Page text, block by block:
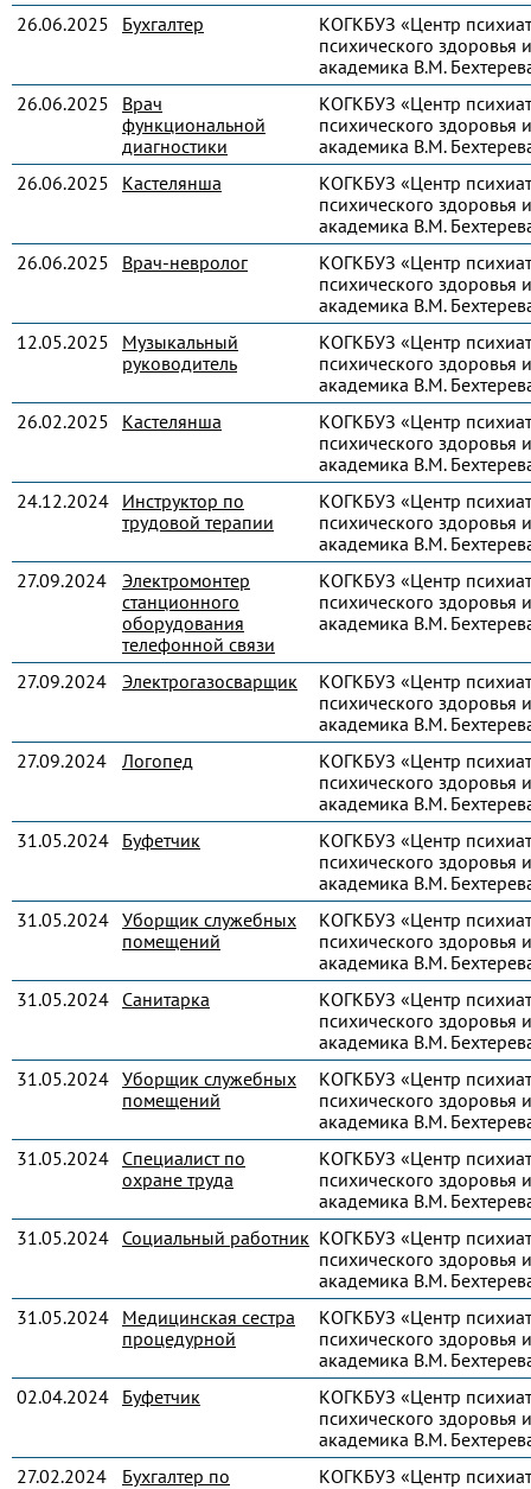
26.06.2025
Бухгалтер
КОГКБУЗ «Центр
психического здоровья
академика В.М.
26.06.2025
Врач
функциональной
диагностики
КОГКБУЗ «Центр
психического здоровья
академика В.М.
26.06.2025
Кастелянша
КОГКБУЗ «Центр
психического здоровья
академика В.М.
26.06.2025
Врач-невролог
КОГКБУЗ «Центр
психического здоровья
академика В.М.
12.05.2025
Музыкальный
руководитель
КОГКБУЗ «Центр
психического здоровья
академика В.М.
26.02.2025
Кастелянша
КОГКБУЗ «Центр
психического здоровья
академика В.М.
24.12.2024 Инструктор по
трудовой терапии
КОГКБУЗ «Центр
психического здоровья
академика В.М.
27.09.2024
Электромонтер
станционного
оборудования
телефонной связи
КОГКБУЗ «Центр
психического здоровья
академика В.М.
27.09.2024 Электрогазосварщик
КОГКБУЗ «Центр
психического здоровья
академика В.М.
27.09.2024
Логопед
КОГКБУЗ «Центр
психического здоровья
академика В.М.
31.05.2024 Буфетчик
КОГКБУЗ «Центр
психического здоровья
академика В.М.
31.05.2024 Уборщик служебных
помещений
КОГКБУЗ «Центр
психического здоровья
академика В.М.
31.05.2024 Санитарка
КОГКБУЗ «Центр
психического здоровья
академика В.М.
31.05.2024 Уборщик служебных
помещений
КОГКБУЗ «Центр
психического здоровья
академика В.М.
31.05.2024 Специалист по
охране труда
КОГКБУЗ «Центр
психического здоровья
академика В.М.
31.05.2024 Социальный работник КОГКБУЗ «Центр
психического здоровья
академика В.М.
31.05.2024 Медицинская сестра
процедурной
КОГКБУЗ «Центр
психического здоровья
академика В.М.
02.04.2024 Буфетчик
КОГКБУЗ «Центр
психического здоровья
академика В.М.
27.02.2024
Бухгалтер по
КОГКБУЗ «Центр